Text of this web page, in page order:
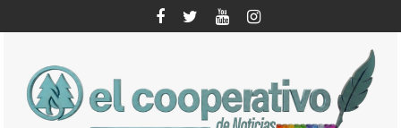
al